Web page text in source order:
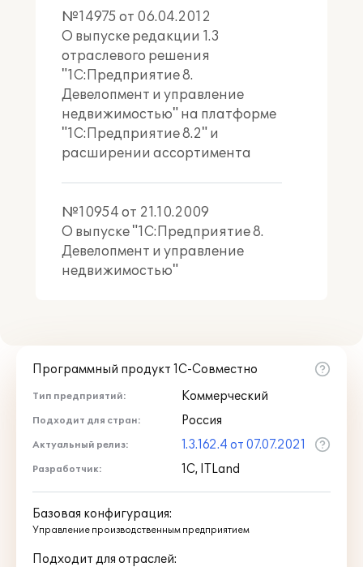
№14975 от 06.04.2012
О выпуске редакции 1.3
отраслевого решения
"1С:Предприятие 8.
Девелопмент и управление
недвижимостью" на платформе
"1С:Предприятие 8.2" и
расширении ассортимента
№10954 от 21.10.2009
О выпуске "1С:Предприятие 8.
Девелопмент и управление
недвижимостью"
Программный продукт 1С-Совместно
Тип предприятий: Коммерческий
Подходит для стран: Россия
Актуальный релиз: 1.3.162.4 от 07.07.2021
Разработчик: 1С, ITLand
Базовая конфигурация:
Управление производственным предприятием
Подходит для отраслей: